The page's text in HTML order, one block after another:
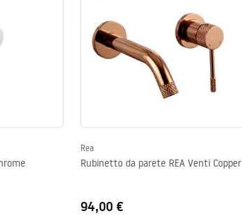
Rea
Rubinetto da parete REA Venti Copper
94,00 €